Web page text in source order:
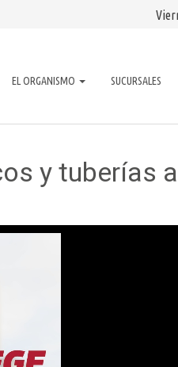
EL ORGANISMO SUCURSALES
y tuberías